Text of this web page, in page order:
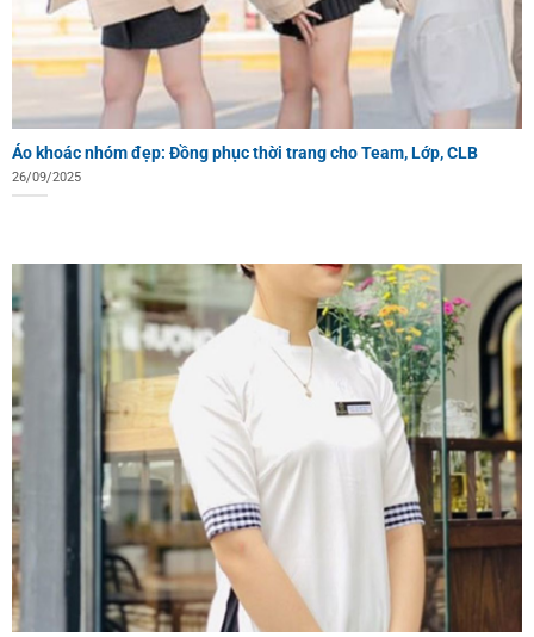
Áo khoác nhóm đẹp: Đồng phục thời trang cho Team, Lớp, CLB
26/09/2025